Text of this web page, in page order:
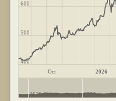
Oct 2026
400
500
600
2020 2022